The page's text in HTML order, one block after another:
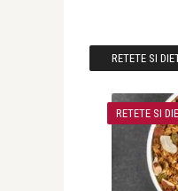
RETETE SI
RETETE SI